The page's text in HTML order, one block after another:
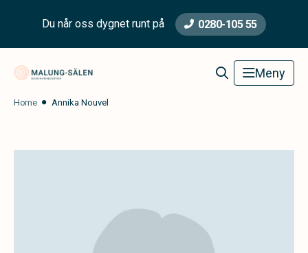
Du når oss dygnet runt på 0280-105 55
Malung-Sälen Begravningsbyrå Meny
Home Annika Nouvel